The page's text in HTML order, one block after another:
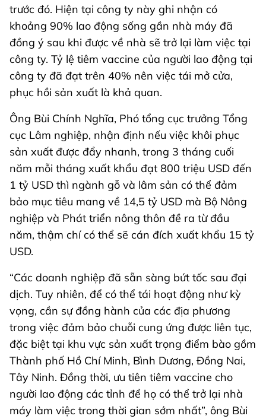
trước đó. Hiện tại công ty này ghi nhận có
khoảng 90% lao động sống gần nhà máy đã
đồng ý sau khi được về nhà sẽ trở lại làm việc tại
công ty. Tỷ lệ tiêm vaccine của người lao động tại
công ty đã đạt trên 40% nên việc tái mở cửa,
phục hồi sản xuất là khả quan.
Ông Bùi Chính Nghĩa, Phó tổng cục trưởng Tổng
cục Lâm nghiệp, nhận định nếu việc khôi phục
sản xuất được đẩy nhanh, trong 3 tháng cuối
năm mỗi tháng xuất khẩu đạt 800 triệu USD đến
1 tỷ USD thì ngành gỗ và lâm sản có thể đảm
bảo mục tiêu mang về 14,5 tỷ USD mà Bộ Nông
nghiệp và Phát triển nông thôn đề ra từ đầu
năm, thậm chí có thể sẽ cán đích xuất khẩu 15 tỷ
USD.
“Các doanh nghiệp đã sẵn sàng bứt tốc sau đại
dịch. Tuy nhiên, để có thể tái hoạt động như kỳ
vọng, cần sự đồng hành của các địa phương
trong việc đảm bảo chuỗi cung ứng được liên tục,
đặc biệt tại khu vực sản xuất trọng điểm bào gồm
Thành phố Hồ Chí Minh, Bình Dương, Đồng Nai,
Tây Ninh. Đồng thời, ưu tiên tiêm vaccine cho
người lao động các tỉnh để họ có thể trở lại nhà
máy làm việc trong thời gian sớm nhất”, ông Bùi